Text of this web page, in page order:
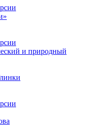
и природный